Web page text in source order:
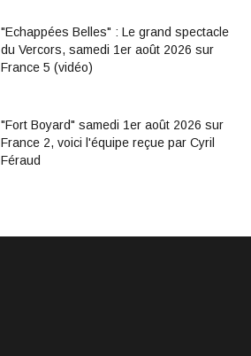
"Echappées Belles" : Le grand spectacle
du Vercors, samedi 1er août 2026 sur
France 5 (vidéo)
"Fort Boyard" samedi 1er août 2026 sur
France 2, voici l'équipe reçue par Cyril
Féraud